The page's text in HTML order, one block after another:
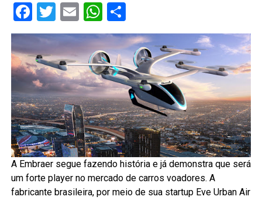
Facebook
Twitter
EmailWhatsApp
Share
A Embraer segue fazendo história e já demonstra que será
um forte player no mercado de carros voadores. A
fabricante brasileira, por meio de sua startup Eve Urban Air